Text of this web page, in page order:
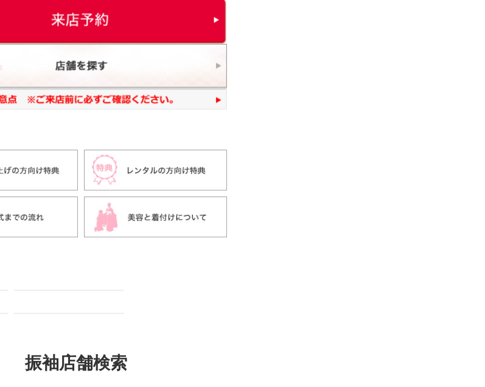
振袖店舗検索